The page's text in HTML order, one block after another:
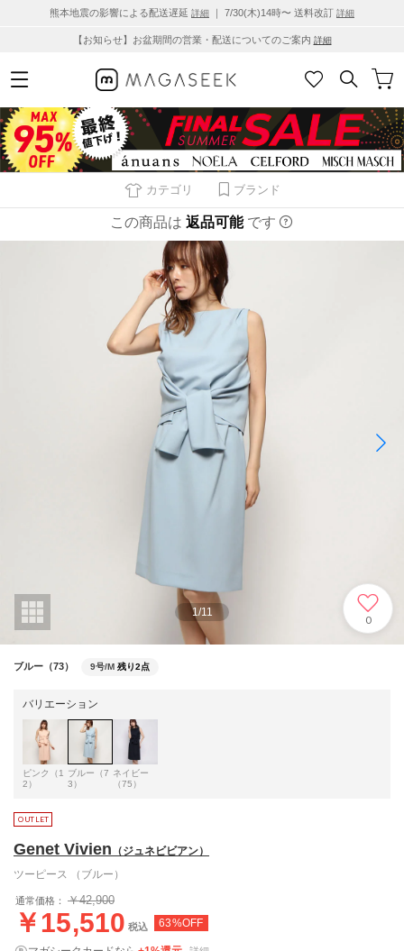
熊本地震の影響による配送遅延 詳細 ｜ 7/30(木)14時〜 送料改訂 詳細
【お知らせ】お盆期間の営業・配送についてのご案内 詳細
カテゴリ ブランド
この商品は 返品可能 です
1 /11
0
ブルー（73） 9号/M 残り2点
バリエーション
ピンク（1
2）
ブルー（7
3）
ネイビー
（75）
Genet Vivien （ジュネビビアン）
ツーピース （ブルー）
通常価格： ￥42,900
￥15,510 税込 63%OFF